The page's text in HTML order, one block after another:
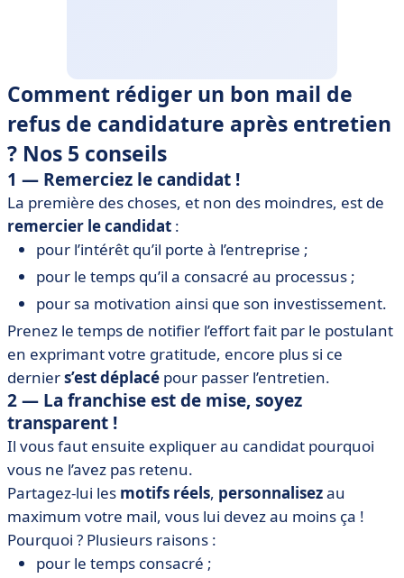
Comment rédiger un bon mail de
refus de candidature après entretien
? Nos 5 conseils
1 — Remerciez le candidat !
La première des choses, et non des moindres, est de
remercier le candidat :
pour l’intérêt qu’il porte à l’entreprise ;
pour le temps qu’il a consacré au processus ;
pour sa motivation ainsi que son investissement.
Prenez le temps de notifier l’effort fait par le postulant
en exprimant votre gratitude, encore plus si ce
derniers’est déplacé pour passer l’entretien.
2 — La franchise est de mise, soyez
transparent !
Il vous faut ensuite expliquer au candidat pourquoi
vous ne l’avez pas retenu.
Partagez-lui les motifs réels, personnalisezau
maximum votre mail, vous lui devez au moins ça !
Pourquoi ? Plusieurs raisons :
pour le temps consacré ;